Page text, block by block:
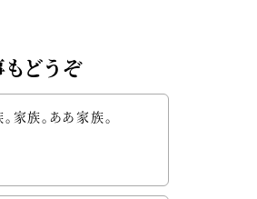
どうぞ
家族。ああ家族。